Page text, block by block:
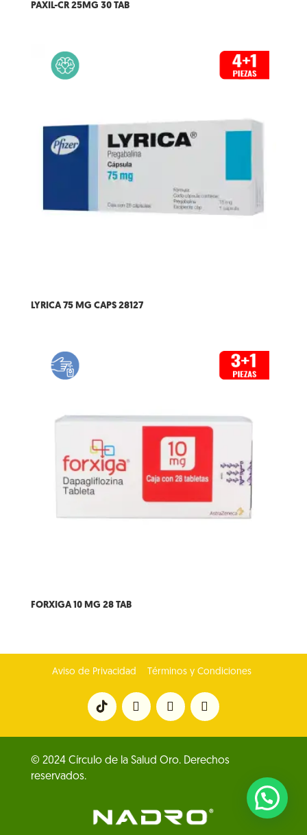
PAXIL-CR 25MG 30 TAB
LYRICA 75 MG CAPS 28127
FORXIGA 10 MG 28 TAB
Aviso de Privacidad Términos y Condiciones
© 2024 Círculo de la Salud Oro. Derechos
reservados.